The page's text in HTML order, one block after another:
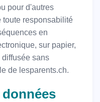
pour d'autres
toute responsabilité
en
sur papier,
diffusée sans
de lesparents.ch.